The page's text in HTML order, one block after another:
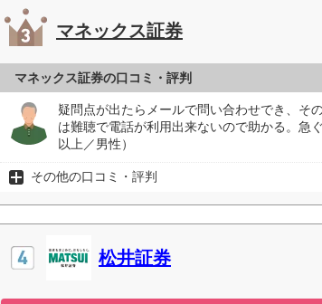
マネックス証券
マネックス証券の口コミ・評判
疑問点が出たらメールで問い合わせでき、そ
は難聴で電話が利用出来ないので助かる。急
以上／男性）
その他の口コミ・評判
松井証券